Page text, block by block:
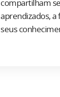
compartilham
aprendizados, a
seus